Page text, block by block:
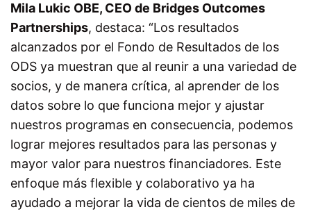
Mila Lukic OBE, CEO de Bridges Outcomes
Partnerships, destaca: “Los resultados
alcanzados por el Fondo de Resultados de los
ODS ya muestran que al reunir a una variedad de
socios, y de manera crítica, al aprender de los
datos sobre lo que funciona mejor y ajustar
nuestros programas en consecuencia, podemos
lograr mejores resultados para las personas y
mayor valor para nuestros financiadores. Este
enfoque más flexible y colaborativo ya ha
ayudado a mejorar la vida de cientos de miles de